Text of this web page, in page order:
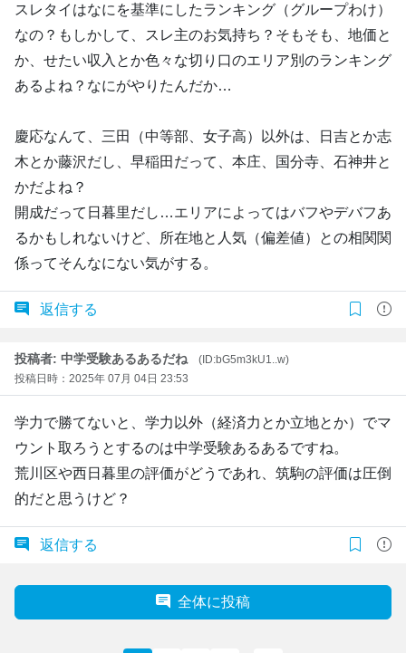
スレタイはなにを基準にしたランキング（グループわけ）
なの？もしかして、スレ主のお気持ち？そもそも、地価と
か、せたい収入とか色々な切り口のエリア別のランキング
あるよね？なにがやりたんだか…
慶応なんて、三田（中等部、女子高）以外は、日吉とか志
木とか藤沢だし、早稲田だって、本庄、国分寺、石神井と
かだよね？
開成だって日暮里だし…エリアによってはバフやデバフあ
るかもしれないけど、所在地と人気（偏差値）との相関関
係ってそんなにない気がする。
返信する
投稿者: 中学受験あるあるだね
(ID:bG5m3kU1..w)
投稿日時：2025年 07月 04日 23:53
学力で勝てないと、学力以外（経済力とか立地とか）でマ
ウント取ろうとするのは中学受験あるあるですね。
荒川区や西日暮里の評価がどうであれ、筑駒の評価は圧倒
的だと思うけど？
返信する
全体に投稿